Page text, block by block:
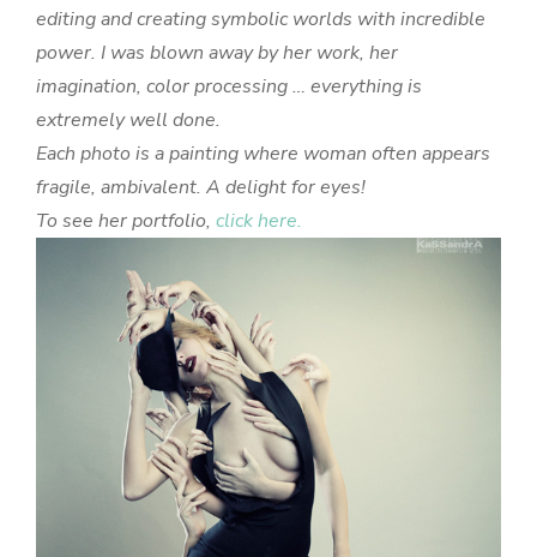
editing and creating symbolic worlds with incredible
power. I was blown away by her work, her
imagination, color processing … everything is
extremely well done.
Each photo is a painting where woman often appears
fragile, ambivalent. A delight for eyes!
To see her portfolio, click here.